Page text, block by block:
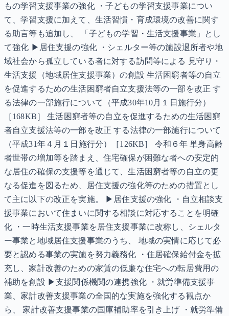
もの学習支援事業の強化 ・子どもの学習支援事業につい
て、学習支援に加えて、生活習慣・育成環境の改善に関す
る助言等も追加し、 「子どもの学習・生活支援事業」とし
て強化 ▶居住支援の強化 ・シェルター等の施設退所者や地
域社会から孤立している者に対する訪問等による 見守り・
生活支援（地域居住支援事業）の創設 生活困窮者等の自立
を促進するための生活困窮者自立支援法等の一部を改正 す
る法律の一部施行について（平成30年10月１日施行分）
［168KB］ 生活困窮者等の自立を促進するための生活困窮
者自立支援法等の一部を改正 する法律の一部施行について
（平成31年４月１日施行分）［126KB］ 令和６年 単身高齢
者世帯の増加等を踏まえ、住宅確保が困難な者への安定的
な居住の確保の支援等を通じて、生活困窮者等の自立の更
なる促進を図るため、居住支援の強化等のための措置とし
て主に以下の改正を実施。 ▶居住支援の強化 ・自立相談支
援事業において住まいに関する相談に対応することを明確
化 ・一時生活支援事業を居住支援事業に改称し、シェルタ
ー事業と地域居住支援事業のうち、 地域の実情に応じて必
要と認める事業の実施を努力義務化 ・住居確保給付金を拡
充し、家計改善のための家賃の低廉な住宅への転居費用の
補助を創設 ▶支援関係機関の連携強化 ・就労準備支援事
業、家計改善支援事業の全国的な実施を強化する観点か
ら、 家計改善支援事業の国庫補助率を引き上げ ・就労準備